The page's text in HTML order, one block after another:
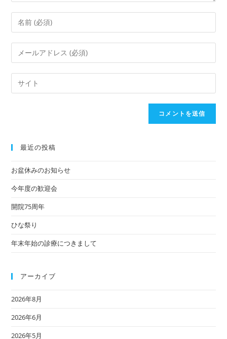
最近の投稿
お盆休みのお知らせ
今年度の歓迎会
開院75周年
ひな祭り
年末年始の診療につきまして
アーカイブ
2026年8月
2026年6月
2026年5月